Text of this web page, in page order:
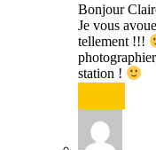
Bonjour
Je vous
tellement !!!
station !